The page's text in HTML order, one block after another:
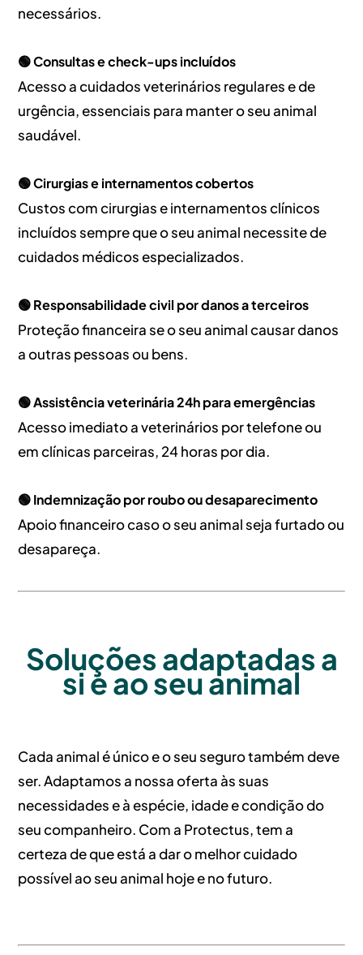
necessários.
🟢 Consultas e check-ups incluídos
Acesso a cuidados veterinários regulares e de
urgência, essenciais para manter o seu animal
saudável.
🟢 Cirurgias e internamentos cobertos
Custos com cirurgias e internamentos clínicos
incluídos sempre que o seu animal necessite de
cuidados médicos especializados.
🟢 Responsabilidade civil por danos a terceiros
Proteção financeira se o seu animal causar danos
a outras pessoas ou bens.
🟢 Assistência veterinária 24h para emergências
Acesso imediato a veterinários por telefone ou
em clínicas parceiras, 24 horas por dia.
🟢 Indemnização por roubo ou desaparecimento
Apoio financeiro caso o seu animal seja furtado ou
desapareça.
Soluções adaptadas a
si e ao seu animal
Cada animal é único e o seu seguro também deve
ser. Adaptamos a nossa oferta às suas
necessidades e à espécie, idade e condição do
seu companheiro. Com a Protectus, tem a
certeza de que está a dar o melhor cuidado
possível ao seu animal hoje e no futuro.